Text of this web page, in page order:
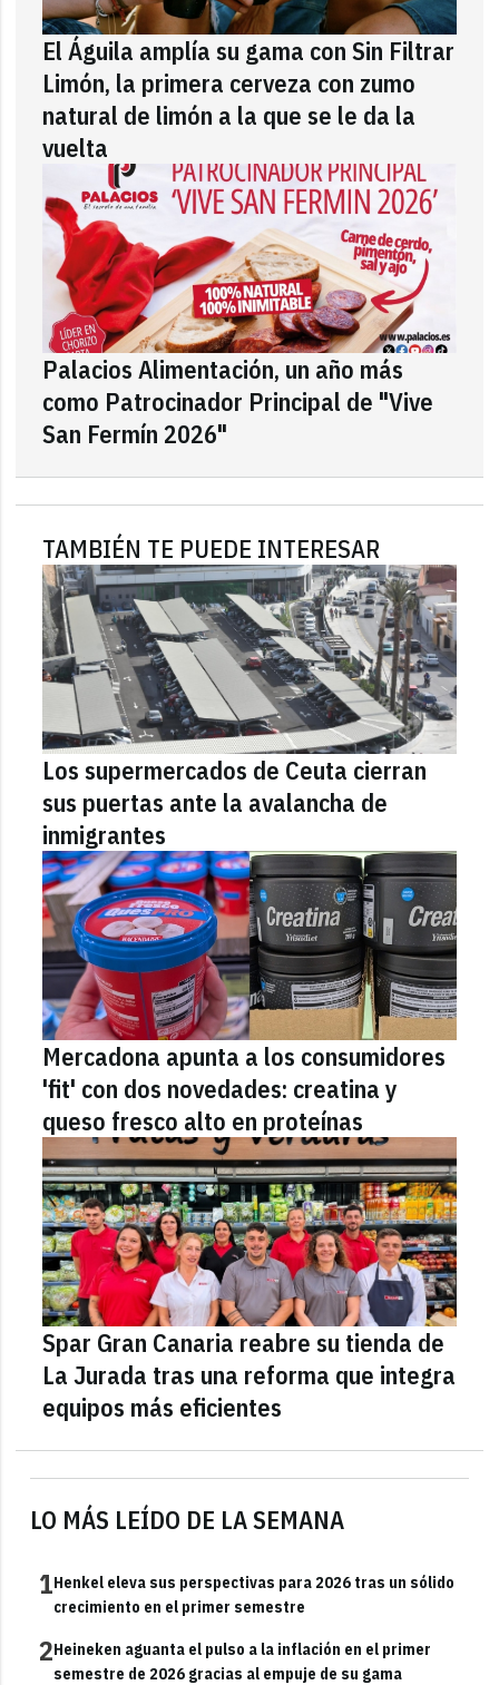
LO MÁS LEÍDO DE LA SEMANA
1Henkel eleva sus perspectivas para 2026 tras un sólido
crecimiento en el primer semestre
2Heineken aguanta el pulso a la inflación en el primer
semestre de 2026 gracias al empuje de su gama
El Águila amplía su gama con Sin Filtrar
Limón, la primera cerveza con zumo
natural de limón a la que se le da la
vuelta
Palacios Alimentación, un año más
como Patrocinador Principal de "Vive
San Fermín 2026"
TAMBIÉN TE PUEDE INTERESAR
Los supermercados de Ceuta cierran
sus puertas ante la avalancha de
inmigrantes
Mercadona apunta a los consumidores
'fit' con dos novedades: creatina y
queso fresco alto en proteínas
Spar Gran Canaria reabre su tienda de
La Jurada tras una reforma que integra
equipos más eficientes